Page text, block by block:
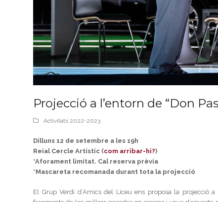
Projecció a l’entorn de “Don
Activitats 2022-2023
Dilluns 12 de setembre a les 19h
Reial Cercle Artístic (com arribar-hi?)
*Aforament limitat. Cal reserva prèvia
*Mascareta recomanada durant tota la projecció
El Grup Verdi d’Amics del Liceu ens proposa la projecció a